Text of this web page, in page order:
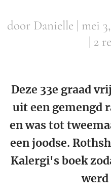
door Danielle | mei
| 2
Deze 33e graad
uit een gemengd
en was tot
een joodse.
Kalergi's boek
werd